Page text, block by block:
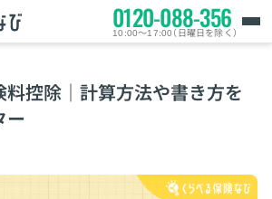
0120-088-356
10:00～17:00（日曜日を除く）
料控除｜計算方法や書き方を
ー